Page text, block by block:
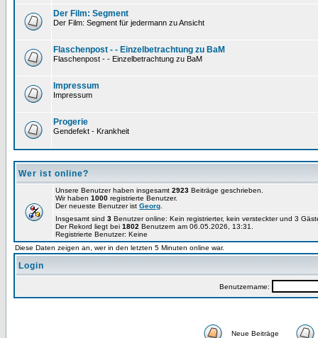
Der Film: Segment
Der Film: Segment für jedermann zu Ansicht
Flaschenpost - - Einzelbetrachtung zu BaM
Flaschenpost - - Einzelbetrachtung zu BaM
Impressum
Impressum
Progerie
Gendefekt - Krankheit
Wer ist online?
Unsere Benutzer haben insgesamt 2923 Beiträge geschrieben.
Wir haben 1000 registrierte Benutzer.
Der neueste Benutzer ist Georg
Insgesamt sind 3 Benutzer online: Kein registrierter, kein versteckter und 3
Der Rekord liegt bei 1802 Benutzern am 06.05.2026, 13:31.
Registrierte Benutzer: Keine
Diese Daten zeigen an, wer in den letzten 5 Minuten online war.
Login
Benutzername:
Neue Beiträge